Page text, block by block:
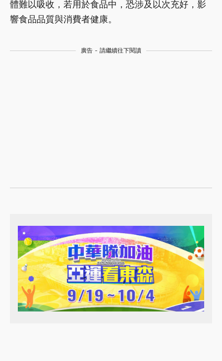
體難以吸收，若用於食品中，恐涉及以次充好，影
響食品品質與消費者健康。
廣告 - 請繼續往下閱讀